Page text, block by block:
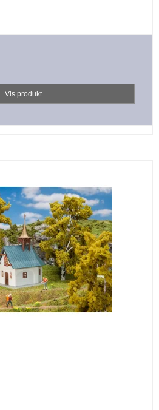
Vis produkt